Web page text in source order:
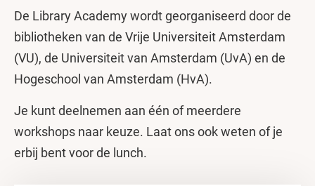
De Library Academy wordt georganiseerd door de
bibliotheken van de Vrije Universiteit Amsterdam
(VU), de Universiteit van Amsterdam (UvA) en de
Hogeschool van Amsterdam (HvA).
Je kunt deelnemen aan één of meerdere
workshops naar keuze. Laat ons ook weten of je
erbij bent voor de lunch.